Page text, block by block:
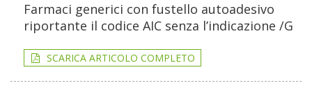
Farmaci generici con fustello autoadesivo
riportante il codice AIC senza l’indicazione /G
SCARICA ARTICOLO COMPLETO